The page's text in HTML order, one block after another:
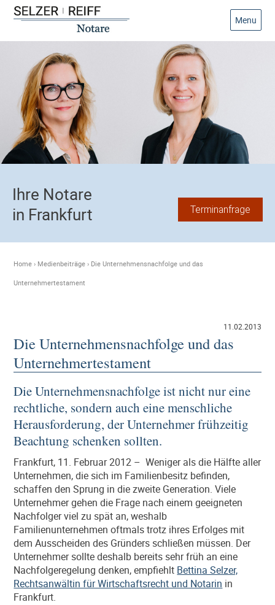
Menu
Ihre Notare
in Frankfurt
Terminanfrage
Home › Medienbeiträge › Die Unternehmensnachfolge und das
Unternehmertestament
11.02.2013
Die Unternehmensnachfolge und das
Unternehmertestament
Die Unternehmensnachfolge ist nicht nur eine
rechtliche, sondern auch eine menschliche
Herausforderung, der Unternehmer frühzeitig
Beachtung schenken sollten.
Frankfurt, 11. Februar 2012 – Weniger als die Hälfte aller
Unternehmen, die sich im Familienbesitz befinden,
schaffen den Sprung in die zweite Generation. Viele
Unternehmer gehen die Frage nach einem geeigneten
Nachfolger viel zu spät an, weshalb
Familienunternehmen oftmals trotz ihres Erfolges mit
dem Ausscheiden des Gründers schließen müssen. Der
Unternehmer sollte deshalb bereits sehr früh an eine
Nachfolgeregelung denken, empfiehlt Bettina Selzer,
Rechtsanwältin für Wirtschaftsrecht und Notarin in
Frankfurt.